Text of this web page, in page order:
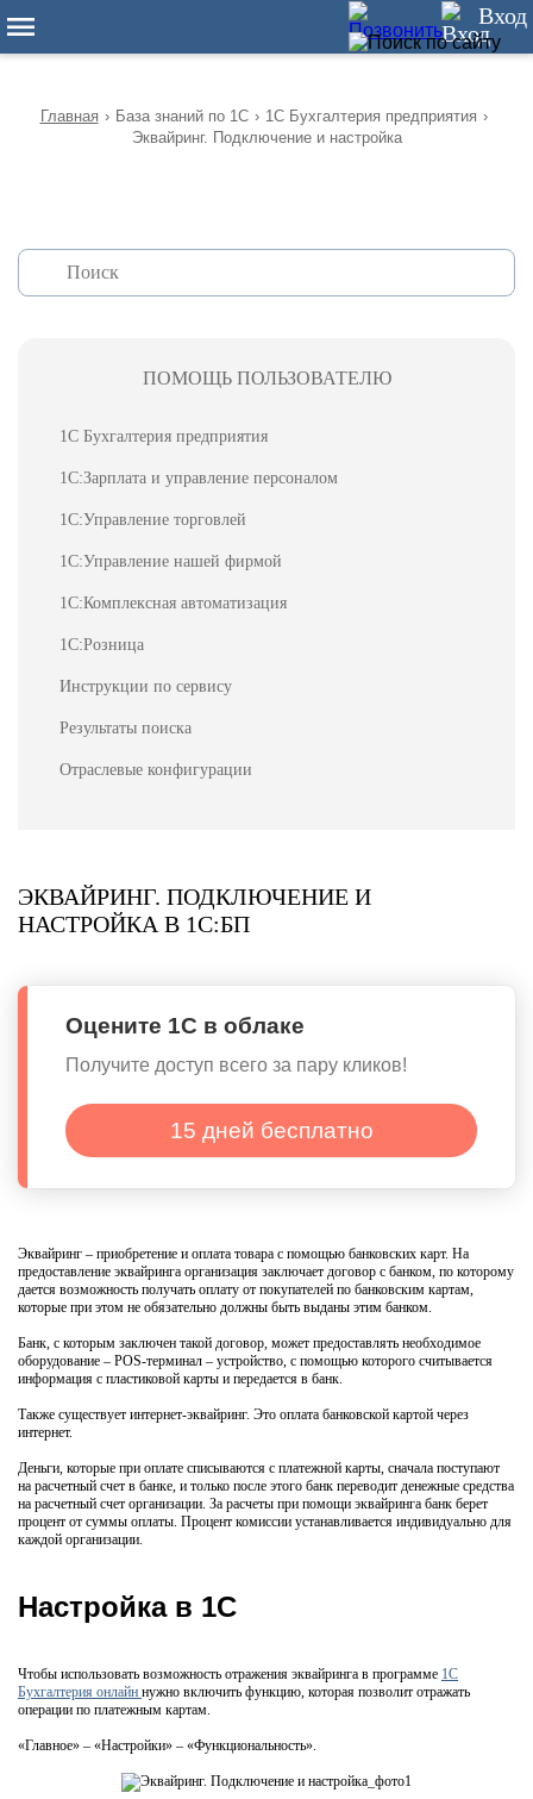
Вход
Главная › База знаний по 1С › 1С Бухгалтерия предприятия ›
Эквайринг. Подключение и настройка
ПОМОЩЬ ПОЛЬЗОВАТЕЛЮ
1С Бухгалтерия предприятия
1С:Зарплата и управление персоналом
1С:Управление торговлей
1С:Управление нашей фирмой
1С:Комплексная автоматизация
1С:Розница
Инструкции по сервису
Результаты поиска
Отраслевые конфигурации
ЭКВАЙРИНГ. ПОДКЛЮЧЕНИЕ И
НАСТРОЙКА В 1С:БП
Оцените 1С в облаке
Получите доступ всего за пару кликов!
15 дней бесплатно
Эквайринг – приобретение и оплата товара с помощью банковских карт. На
предоставление эквайринга организация заключает договор с банком, по которому
дается возможность получать оплату от покупателей по банковским картам,
которые при этом не обязательно должны быть выданы этим банком.
Банк, с которым заключен такой договор, может предоставлять необходимое
оборудование – POS-терминал – устройство, с помощью которого считывается
информация с пластиковой карты и передается в банк.
Также существует интернет-эквайринг. Это оплата банковской картой через
интернет.
Деньги, которые при оплате списываются с платежной карты, сначала поступают
на расчетный счет в банке, и только после этого банк переводит денежные средства
на расчетный счет организации. За расчеты при помощи эквайринга банк берет
процент от суммы оплаты. Процент комиссии устанавливается индивидуально для
каждой организации.
Настройка в 1С
Чтобы использовать возможность отражения эквайринга в программе 1С
Бухгалтерия онлайн нужно включить функцию, которая позволит отражать
операции по платежным картам.
«Главное» – «Настройки» – «Функциональность».